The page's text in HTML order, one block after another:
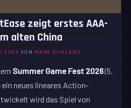
zeigt erstes AAA-
alten China
2026 VON MARK RUHLAND
Summer Game Fest 2026(5.
ein neues lineares Action-
wird das Spiel von